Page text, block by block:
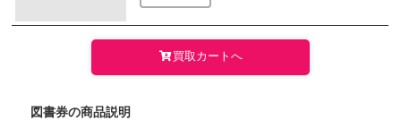
買取カートへ
図書券の商品説明